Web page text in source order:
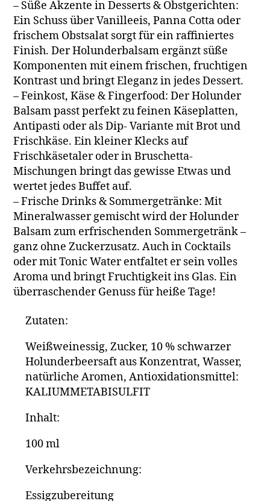
– Süße Akzente in Desserts & Obstgerichten:
Ein Schuss über Vanilleeis, Panna Cotta oder
frischem Obstsalat sorgt für ein raffiniertes
Finish. Der Holunderbalsam ergänzt süße
Komponenten mit einem frischen, fruchtigen
Kontrast und bringt Eleganz in jedes Dessert.
– Feinkost, Käse & Fingerfood: Der Holunder
Balsam passt perfekt zu feinen Käseplatten,
Antipasti oder als Dip- Variante mit Brot und
Frischkäse. Ein kleiner Klecks auf
Frischkäsetaler oder in Bruschetta-
Mischungen bringt das gewisse Etwas und
wertet jedes Buffet auf.
– Frische Drinks & Sommergetränke: Mit
Mineralwasser gemischt wird der Holunder
Balsam zum erfrischenden Sommergetränk –
ganz ohne Zuckerzusatz. Auch in Cocktails
oder mit Tonic Water entfaltet er sein volles
Aroma und bringt Fruchtigkeit ins Glas. Ein
überraschender Genuss für heiße Tage!
Zutaten:
Weißweinessig, Zucker, 10 % schwarzer
Holunderbeersaft aus Konzentrat, Wasser,
natürliche Aromen, Antioxidationsmittel:
KALIUMMETABISULFIT
Inhalt:
100 ml
Verkehrs­bezeichnung:
Essigzubereitung